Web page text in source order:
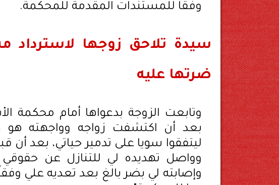
وفقاً للمستندات المقدمة للمحكمة.
سيدة تلاحق زوجها لاسترداد
ضرتها عليه
وتابعت الزوجة بدعواها أمام محكمة
بعد أن اكتشفت زواجه وواجهته
وواصل تهديده لي للتنازل عن حقوقي
وإصابته لي بضر بالغ بعد تعديه علي